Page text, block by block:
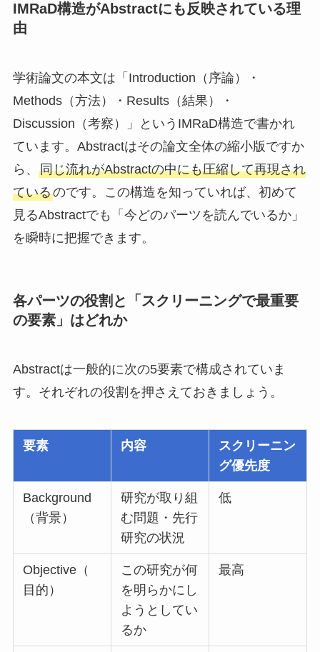
IMRaD構造がAbstractにも反映されている理
由
学術論文の本文は「Introduction（序論）・
Methods（方法）・Results（結果）・
Discussion（考察）」というIMRaD構造で書かれ
ています。Abstractはその論文全体の縮小版ですか
ら、 同じ流れがAbstractの中にも圧縮して再現され
ているのです。この構造を知っていれば、初めて
見るAbstractでも「今どのパーツを読んでいるか」
を瞬時に把握できます。
各パーツの役割と「スクリーニングで最重要
の要素」はどれか
Abstractは一般的に次の5要素で構成されていま
す。それぞれの役割を押さえておきましょう。
要素 内容
スクリーニン
グ優先度
Background
（背景）
研究が取り組
む問題・先行
研究の状況
低
Objective（
目的）
この研究が何
を明らかにし
ようとしてい
るか
最高